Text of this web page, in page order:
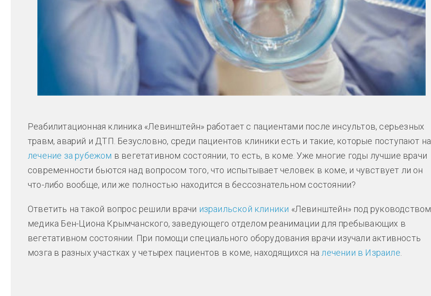
Реабилитационная клиника «Левинштейн» работает с пациентами после инсультов, серьезных
травм, аварий и ДТП. Безусловно, среди пациентов клиники есть и такие, которые поступают на
лечение за рубежом в вегетативном состоянии, то есть, в коме. Уже многие годы лучшие врачи
современности бьются над вопросом того, что испытывает человек в коме, и чувствует ли он
что-либо вообще, или же полностью находится в бессознательном состоянии?
Ответить на такой вопрос решили врачи израильской клиники «Левинштейн» под руководством
медика Бен-Циона Крымчанского, заведующего отделом реанимации для пребывающих в
вегетативном состоянии. При помощи специального оборудования врачи изучали активность
мозга в разных участках у четырех пациентов в коме, находящихся на лечении в Израиле